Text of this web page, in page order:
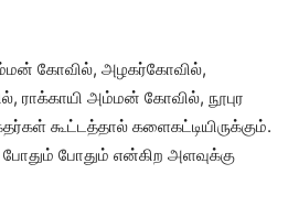
கோவில், அழகர்கோவில்,
ராக்காயி அம்மன் கோவில், நூபுர
கூட்டத்தால் களைகட்டியிருக்கும்.
போதும் என்கிற அளவுக்கு